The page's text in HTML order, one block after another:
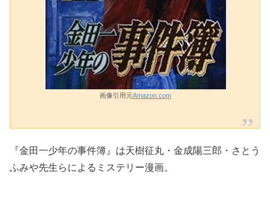
画像引用元Amazon.com
『金田一少年の事件簿』は天樹征丸・金成陽三郎・さとう
ふみや先生らによるミステリー漫画。